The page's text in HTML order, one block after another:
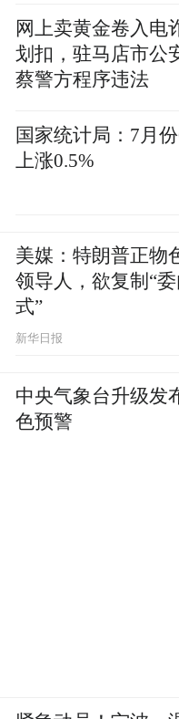
此时，小乐的体重
数）达到33.8kg/
能导致肥胖的器
征、肥胖症。
针对小乐的饮食
测：孩子肥胖的背
“胖子和瘦子的肠
别的。”綦利平表
网上卖黄金卷入电
划扣，驻马店市公
蔡警方程序违法
国家统计局：7月
上涨0.5%
美媒：特朗普正物
领导人，欲复制“
式”
新华日报
中央气象台升级发
色预警